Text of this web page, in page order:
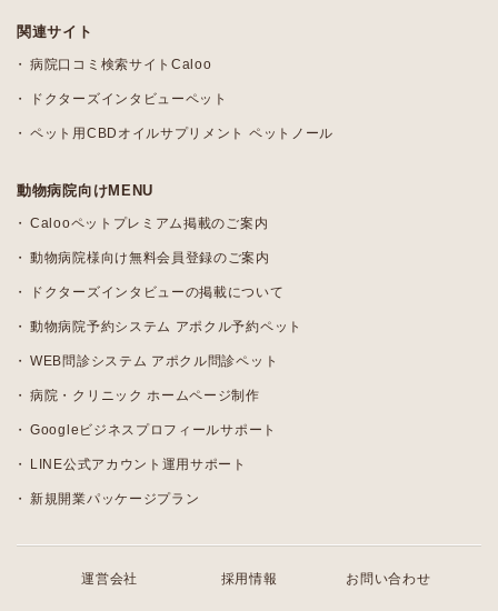
関連サイト
病院口コミ検索サイトCaloo
ドクターズインタビューペット
ペット用CBDオイルサプリメント ペットノール
動物病院向けMENU
Calooペットプレミアム掲載のご案内
動物病院様向け無料会員登録のご案内
ドクターズインタビューの掲載について
動物病院予約システム アポクル予約ペット
WEB問診システム アポクル問診ペット
病院・クリニック ホームページ制作
Googleビジネスプロフィールサポート
LINE公式アカウント運用サポート
新規開業パッケージプラン
運営会社 採用情報 お問い合わせ